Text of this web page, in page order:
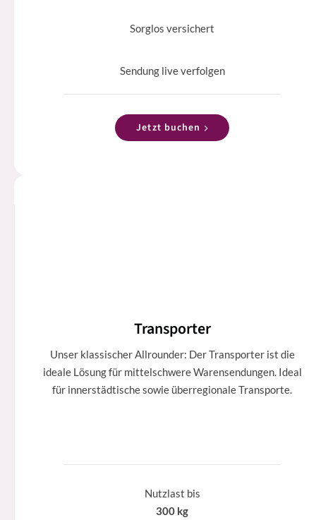
Sorglos versichert
Sendung live verfolgen
Jetzt buchen
Transporter
Unser klassischer Allrounder: Der Transporter ist die
ideale Lösung für mittelschwere Warensendungen. Ideal
für innerstädtische sowie überregionale Transporte.
Nutzlast bis
300 kg